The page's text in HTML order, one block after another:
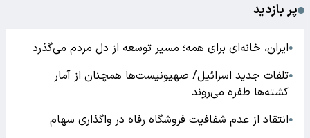
پر بازدید
●ایران، خانه‌ای برای همه؛ مسیر توسعه از دل مردم می‌گذرد
●تلفات جدید اسرائیل/ صهیونیست‌ها همچنان از آمار
کشته‌ها طفره می‌روند
●انتقاد از عدم شفافیت فروشگاه رفاه در واگذاری سهام